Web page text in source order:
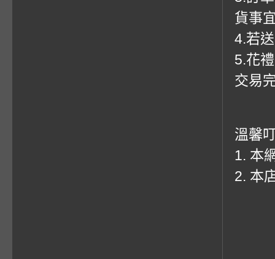
貨事
4.若
5.花
交易
溫馨
1. 本
2. 本